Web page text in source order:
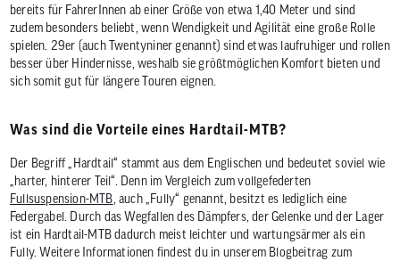
bereits für FahrerInnen ab einer Größe von etwa 1,40 Meter und sind
zudem besonders beliebt, wenn Wendigkeit und Agilität eine große Rolle
spielen. 29er (auch Twentyniner genannt) sind etwas laufruhiger und rollen
besser über Hindernisse, weshalb sie größtmöglichen Komfort bieten und
sich somit gut für längere Touren eignen.
Was sind die Vorteile eines Hardtail-MTB?
Der Begriff „Hardtail“ stammt aus dem Englischen und bedeutet soviel wie
„harter, hinterer Teil“. Denn im Vergleich zum vollgefederten
Fullsuspension-MTB , auch „Fully“ genannt, besitzt es lediglich eine
Federgabel. Durch das Wegfallen des Dämpfers, der Gelenke und der Lager
ist ein Hardtail-MTB dadurch meist leichter und wartungsärmer als ein
Fully. Weitere Informationen findest du in unserem Blogbeitrag zum